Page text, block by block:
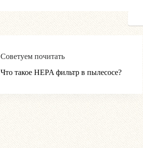
Советуем почитать
Что такое HEPA фильтр в пылесосе?